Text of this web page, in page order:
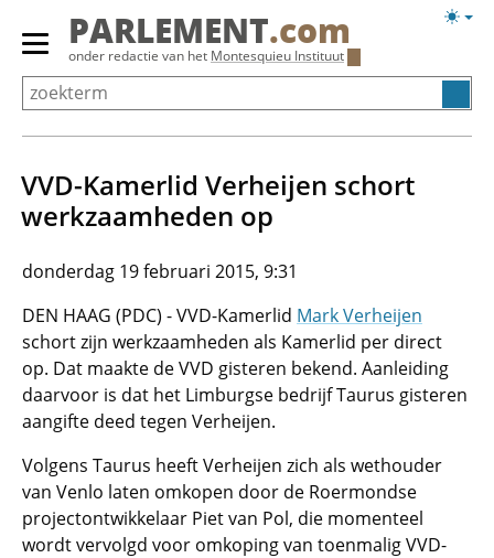
Overslaan
Primair
menu
tonen/verbergen
PARLEMENT.com
onder redactie van het Montesquieu Instituut
VVD-Kamerlid Verheijen schort
werkzaamheden op
donderdag 19 februari 2015, 9:31
DEN HAAG (PDC) - VVD-Kamerlid Mark Verheijen
schort zijn werkzaamheden als Kamerlid per direct
op. Dat maakte de VVD gisteren bekend. Aanleiding
daarvoor is dat het Limburgse bedrijf Taurus gisteren
aangifte deed tegen Verheijen.
Volgens Taurus heeft Verheijen zich als wethouder
van Venlo laten omkopen door de Roermondse
projectontwikkelaar Piet van Pol, die momenteel
wordt vervolgd voor omkoping van toenmalig VVD-